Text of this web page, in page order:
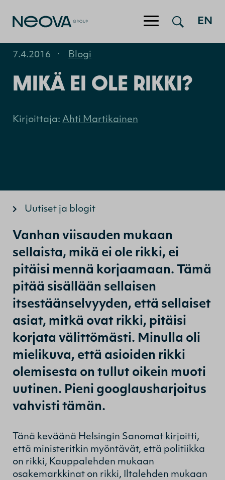
Hyppää sisältöön EN
7.4.2016 · Blogi
MIKÄ EI OLE RIKKI?
Kirjoittaja: Ahti Martikainen
Uutiset ja blogit
Vanhan viisauden mukaan
sellaista, mikä ei ole rikki, ei
pitäisi mennä korjaamaan. Tämä
pitää sisällään sellaisen
itsestäänselvyyden, että sellaiset
asiat, mitkä ovat rikki, pitäisi
korjata välittömästi. Minulla oli
mielikuva, että asioiden rikki
olemisesta on tullut oikein muoti
uutinen. Pieni googlausharjoitus
vahvisti tämän.
Tänä keväänä Helsingin Sanomat kirjoitti,
että ministeritkin myöntävät, että politiikka
on rikki, Kauppalehden mukaan
osakemarkkinat on rikki, Iltalehden mukaan